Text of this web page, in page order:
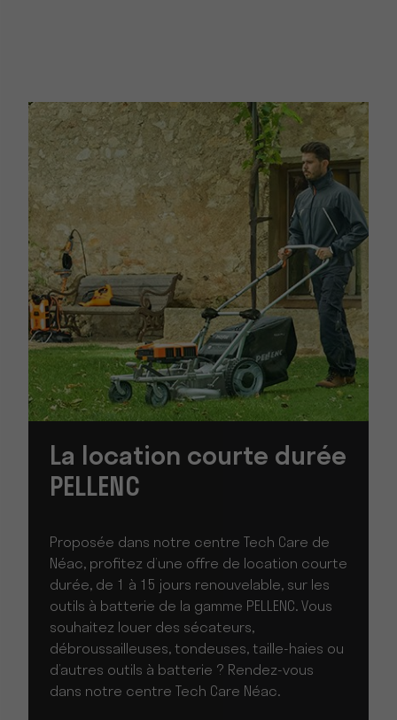
La location courte durée
PELLENC
Proposée dans notre centre Tech Care de
Néac, profitez d’une offre de location courte
durée, de 1 à 15 jours renouvelable, sur les
outils à batterie de la gamme PELLENC. Vous
souhaitez louer des sécateurs,
débroussailleuses, tondeuses, taille-haies ou
d’autres outils à batterie ? Rendez-vous
dans notre centre Tech Care Néac.